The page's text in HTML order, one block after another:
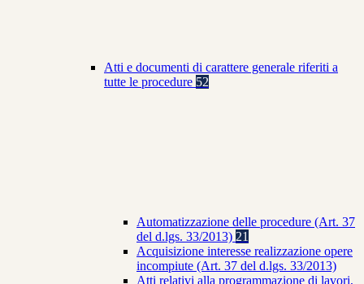
Atti e documenti di carattere generale riferiti a
tutte le procedure 52
Automatizzazione delle procedure (Art. 37
del d.lgs. 33/2013) 21
Acquisizione interesse realizzazione opere
incompiute (Art. 37 del d.lgs. 33/2013)
Atti relativi alla programmazione di lavori,